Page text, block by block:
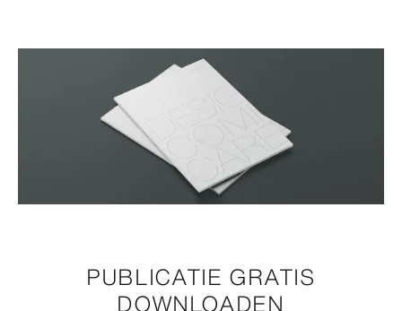
PUBLICATIE GRATIS
DOWNLOADEN